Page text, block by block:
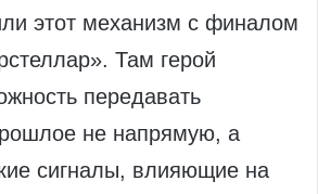
этот механизм с финалом
Там герой
передавать
не напрямую, а
сигналы, влияющие на